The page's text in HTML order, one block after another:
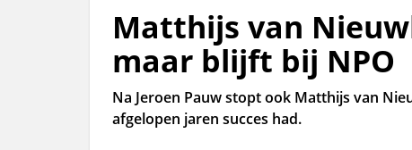
Matthijs van
maar blijft bij NPO
Na Jeroen Pauw stopt ook Matthijs van
afgelopen jaren succes had.